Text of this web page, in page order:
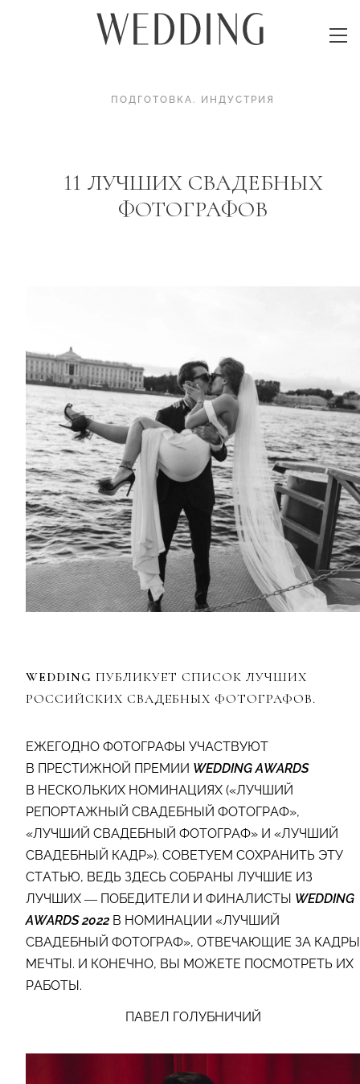
ПОДГОТОВКА. ИНДУСТРИЯ
11 ЛУЧШИХ СВАДЕБНЫХ
ФОТОГРАФОВ
WEDDING ПУБЛИКУЕТ СПИСОК ЛУЧШИХ
РОССИЙСКИХ СВАДЕБНЫХ ФОТОГРАФОВ.
ЕЖЕГОДНО ФОТОГРАФЫ УЧАСТВУЮТ
В ПРЕСТИЖНОЙ ПРЕМИИ WEDDING AWARDS
В НЕСКОЛЬКИХ НОМИНАЦИЯХ («ЛУЧШИЙ
РЕПОРТАЖНЫЙ СВАДЕБНЫЙ ФОТОГРАФ»,
«ЛУЧШИЙ СВАДЕБНЫЙ ФОТОГРАФ» И «ЛУЧШИЙ
СВАДЕБНЫЙ КАДР»). СОВЕТУЕМ СОХРАНИТЬ ЭТУ
СТАТЬЮ, ВЕДЬ ЗДЕСЬ СОБРАНЫ ЛУЧШИЕ ИЗ
ЛУЧШИХ — ПОБЕДИТЕЛИ И ФИНАЛИСТЫ WEDDING
AWARDS 2022 В НОМИНАЦИИ «ЛУЧШИЙ
СВАДЕБНЫЙ ФОТОГРАФ», ОТВЕЧАЮЩИЕ ЗА КАДРЫ
МЕЧТЫ. И КОНЕЧНО, ВЫ МОЖЕТЕ ПОСМОТРЕТЬ ИХ
РАБОТЫ.
ПАВЕЛ ГОЛУБНИЧИЙ